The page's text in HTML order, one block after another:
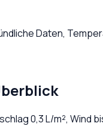
Daten,
0,3L/m², Wind